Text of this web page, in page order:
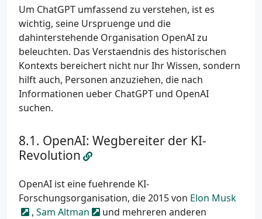
Um ChatGPT umfassend zu verstehen, ist es
wichtig, seine Urspruenge und die
dahinterstehende Organisation OpenAI zu
beleuchten. Das Verstaendnis des historischen
Kontexts bereichert nicht nur Ihr Wissen, sondern
hilft auch, Personen anzuziehen, die nach
Informationen ueber ChatGPT und OpenAI
suchen.
OpenAI: Wegbereiter der KI-
Revolution
OpenAI ist eine fuehrende KI-
Forschungsorganisation, die 2015 von Elon Musk
, Sam Altman
und mehreren anderen